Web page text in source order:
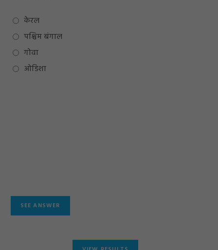
केरल
पश्चिम बंगाल
गोवा
ओडिशा